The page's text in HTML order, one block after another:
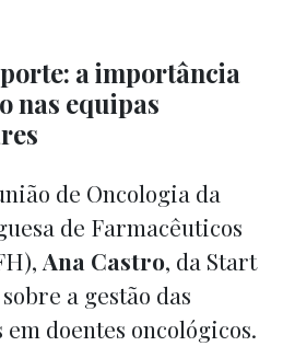
a importância
nas equipas
de Oncologia da
de Farmacêuticos
Ana Castro, da Start
a gestão das
em doentes oncológicos.